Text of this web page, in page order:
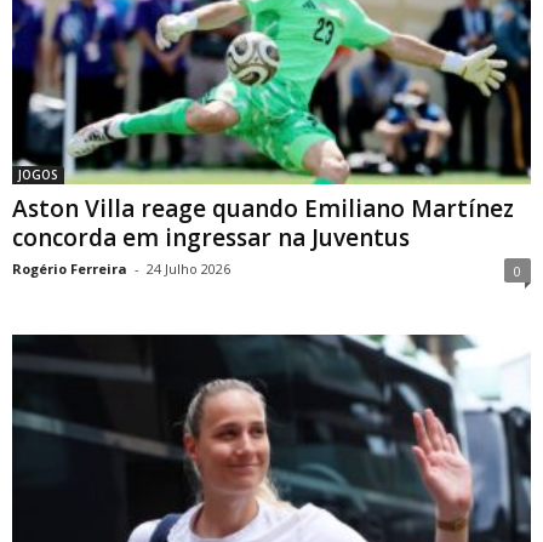
JOGOS
Aston Villa reage quando Emiliano Martínez
concorda em ingressar na Juventus
Rogério Ferreira - 24 Julho 2026 0